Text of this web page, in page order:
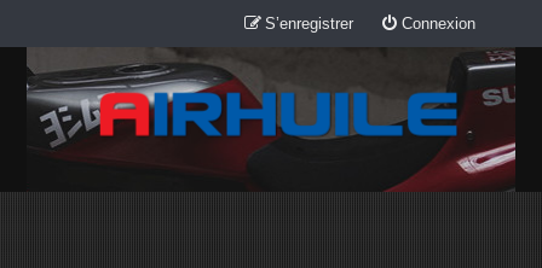
Connexion
S’enregistrer